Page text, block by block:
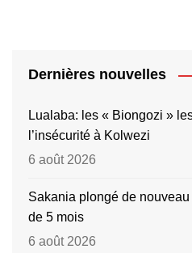
Dernières nouvelles
Lualaba: les « Biongozi »
l’insécurité à Kolwezi
6 août 2026
Sakania plongé de
de 5 mois
6 août 2026